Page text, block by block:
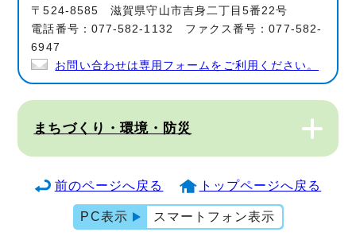
〒524-8585 滋賀県守山市吉身二丁目5番22号
電話番号：077-582-1132 ファクス番号：077-582-
6947
お問い合わせは専用フォームをご利用ください。
まちづくり・環境・防災
前のページへ戻る トップページへ戻る
PC表示 スマートフォン表示